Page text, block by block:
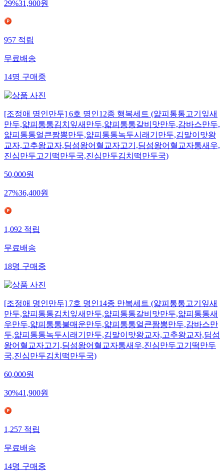
29%31,900원
957적립
무료배송
14명구매중
[조정애 명인만두] 6호 명인12종 행복세트 (얇피통통고기잎새
만두,얇피통통김치잎새만두,얇피통통갈비맛만두,감바스만두,
얇피통통얼큰짬뽕만두,얇피통통녹두시래기만두,김말이맛왕
교자,고추왕교자,딤섬왕어혈교자고기,딤섬왕어혈교자통새우,
진심만두고기떡만두국,진심만두김치떡만두국)
50,000원
27%36,400원
1,092적립
무료배송
18명구매중
[조정애 명인만두] 7호 명인14종 만복세트 (얇피통통고기잎새
만두,얇피통통김치잎새만두,얇피통통갈비맛만두,얇피통통새
우만두,얇피통통불매운만두,얇피통통얼큰짬뽕만두,감바스만
두,얇피통통녹두시래기만두,김말이맛왕교자,고추왕교자,딤섬
왕어혈교자고기,딤섬왕어혈교자통새우,진심만두고기떡만두
국,진심만두김치떡만두국)
60,000원
30%41,900원
1,257적립
무료배송
14명구매중